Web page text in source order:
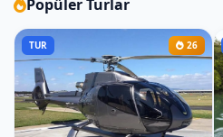
Popüler Turlar
TUR 26